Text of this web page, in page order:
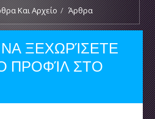
Και Αρχείο / Άρθρα
ΝΑ ΞΕΧΩΡΊΣΕΤΕ
ΠΡΟΦΊΛ ΣΤΟ